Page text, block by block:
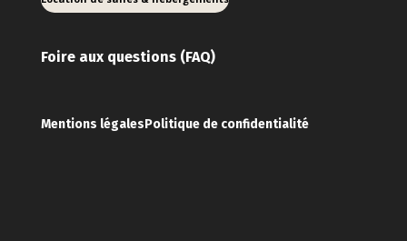
Foire aux questions (FAQ)
Mentions légalesPolitique de confidentialité